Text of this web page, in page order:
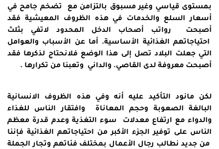
بمستوى قياسي وغير مسبوق بالتزامن مع تضخم جامح في
أسعار السلع والخدمات في هذه الظروف المعيشية فقد
أصبحت رواتب أصحاب الدخل المحدود لاتفي بثلث
احتياجاتهم الغذائية الأساسية. أما عن الأسباب والعوامل
التي جعلت البلاد تصل إلى هذا الوضع فلانحتاج لذكرها فقد
أصبحت معروفة لدى القاصي. والداني وتعبنا من تكرارها .
لكن مانود التأكيد عليه أنه وفي هذه الظروف الانسانية
البالغة الصعوبة وحجم المعاناة وافتقار الناس للغذاء
والدواء مع ارتفاع معدلات سوء التغذية وعدم قدرة معظم
الناس على توفير الجزء الأكبر من احتياجاتهم الغذائية فإننا
من جديد نطالب رجال الأعمال بمختلف فئاتهم وتجار الجملة